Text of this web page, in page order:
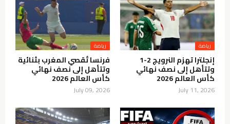
رياضة
إنجلترا تهزم النرويج 2-1
وتتأهل إلى نصف نهائي
كأس العالم 2026
July 11, 2026
رياضة
فرنسا تُقصي المغرب بثنائية
وتتأهل إلى نصف نهائي
كأس العالم 2026
July 09, 2026